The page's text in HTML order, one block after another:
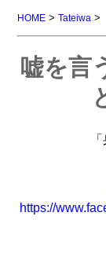
HOME >Tateiwa >
嘘を言
https://